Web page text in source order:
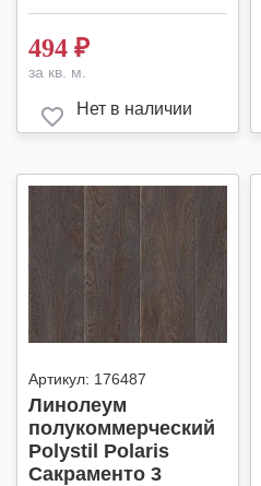
494 ₽
за кв. м.
Нет в наличии
Артикул: 176487
Линолеум
полукоммерческий
Polystil Polaris
Сакраменто 3